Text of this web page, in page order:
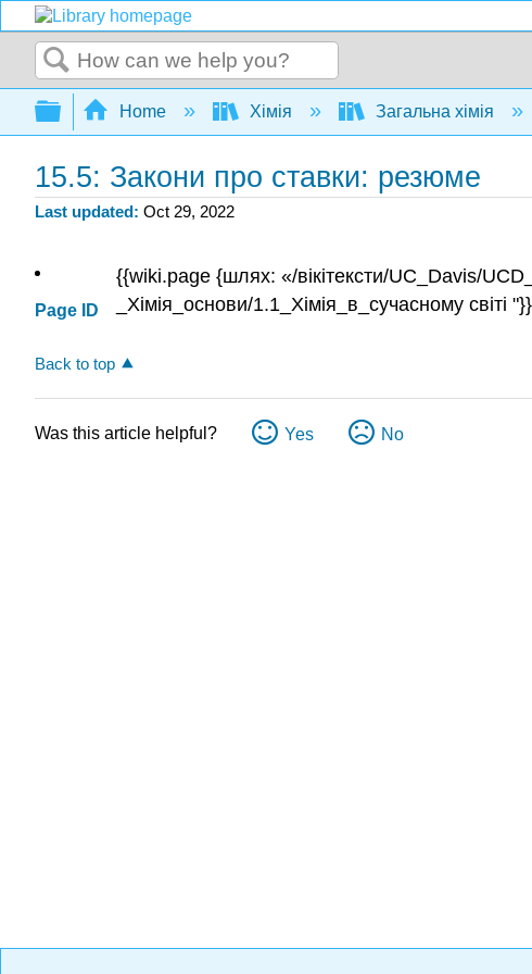
Search
Expand/collapse global hierarchy
Home Хімія Загальна хімія
15.5: Закони про ставки: резюме
Last updated Oct 29, 2022
Page ID
{{wiki.page {шлях: «/вікітексти/UC_Davis/
_Хімія_основи/1.1_Хімія_в_сучасному світі
Back to top
Was this article helpful? Yes No